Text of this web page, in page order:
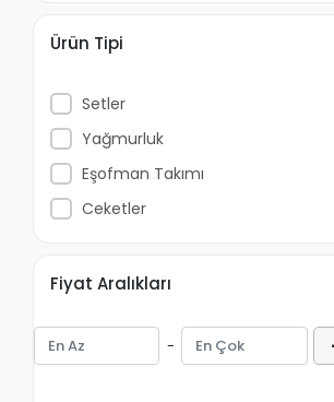
Ürün Tipi
Setler
Yağmurluk
Eşofman Takımı
Ceketler
Fiyat Aralıkları
-